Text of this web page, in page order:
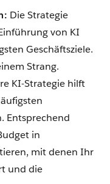
Die Strategie
von KI
Geschäftsziele.
Strang.
KI-Strategie hilft
Entsprechend
in
mit denen Ihr
und die